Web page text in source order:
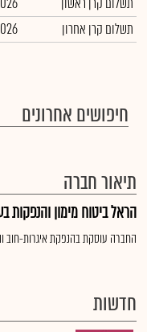
תשלום קרן אחרון
חיפושים אחרונים
תיאור חברה
הראל ביטוח מימון והנפקות
החברה עוסקת בהנפקת איגרות-
חדשות